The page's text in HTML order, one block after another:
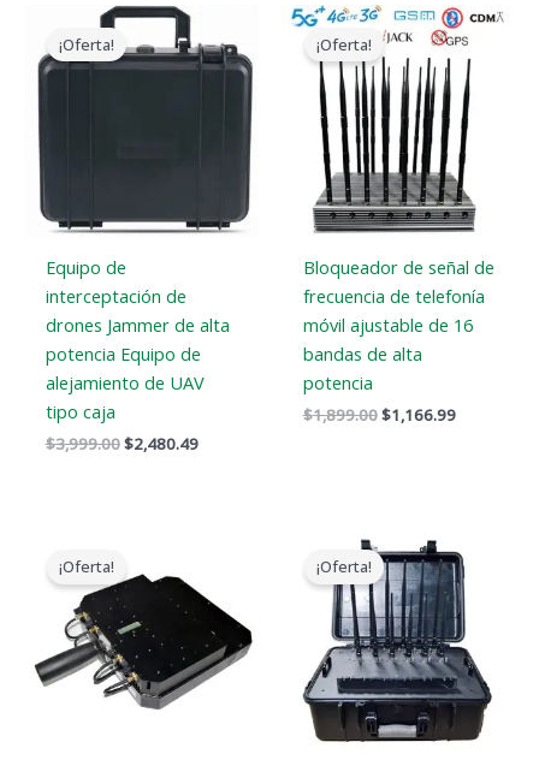
¡Oferta!
Equipo de
interceptación de
drones Jammer de alta
potencia Equipo de
alejamiento de UAV
tipo caja
$3,999.00
El
original
era:
$2,480.49
actual
es:
$2,480.49.
¡Oferta!
Bloqueador de señal de
frecuencia de telefonía
móvil ajustable de 16
bandas de alta
potencia
$1,899.00
El
precio
original
era:
$1,899.00.
$1,166.99
El
precio
actual
es:
$1,166.99.
¡Oferta! original
$5,999.00.
es:
$3,399.49.
¡Oferta!
precio
original
era:
$3,999.00.
precio
actual
es:
$2,499.99.